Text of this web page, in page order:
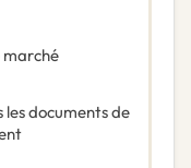
marché
les documents de